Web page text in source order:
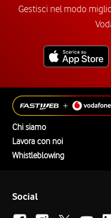
Gestisci nel modo
Chi siamo
Lavora con noi
Whistleblowing
Social